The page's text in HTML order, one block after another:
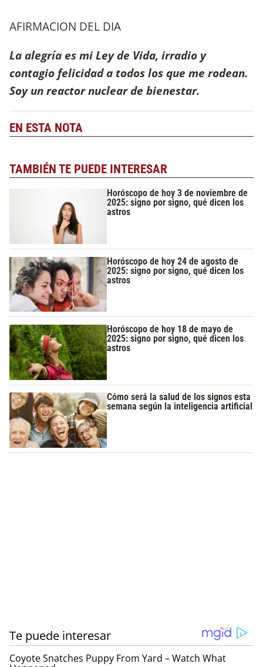
AFIRMACION DEL DIA
La alegría es mi Ley de Vida, irradio y
contagio felicidad a todos los que me rodean.
Soy un reactor nuclear de bienestar.
EN ESTA NOTA
TAMBIÉN TE PUEDE INTERESAR
Horóscopo de hoy 3 de noviembre de
2025: signo por signo, qué dicen los
astros
Horóscopo de hoy 24 de agosto de
2025: signo por signo, qué dicen los
astros
Horóscopo de hoy 18 de mayo de
2025: signo por signo, qué dicen los
astros
Cómo será la salud de los signos esta
semana según la inteligencia artificial